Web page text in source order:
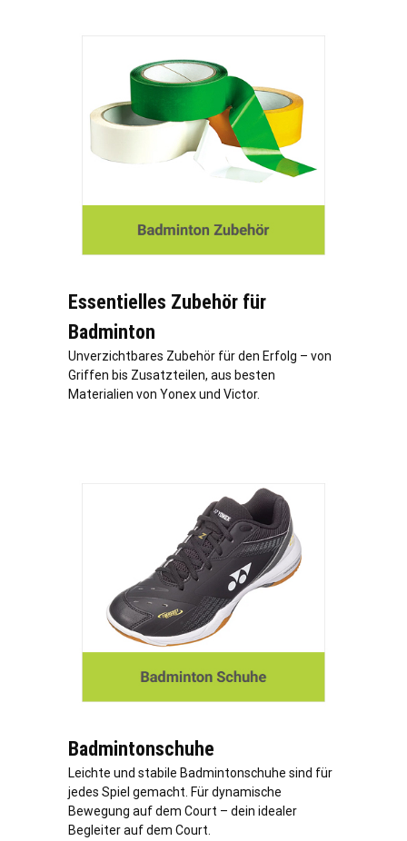
Essentielles Zubehör für
Badminton
Unverzichtbares Zubehör für den Erfolg – von
Griffen bis Zusatzteilen, aus besten
Materialien von Yonex und Victor.
Badmintonschuhe
Leichte und stabile Badmintonschuhe sind für
jedes Spiel gemacht. Für dynamische
Bewegung auf dem Court – dein idealer
Begleiter auf dem Court.